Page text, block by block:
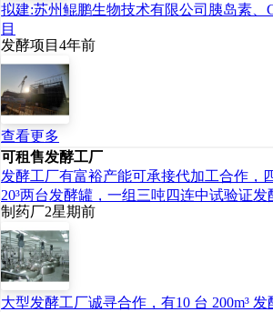
拟建:苏州鲲鹏生物技术有限公司胰岛素、
目
发酵项目 4年前
查看更多
可租售发酵工厂
发酵工厂有富裕产能可承接代加工合作，
20³两台发酵罐，一组三吨四连中试验证发
制药厂2星期前
大型发酵工厂诚寻合作，有10 台 200m³ 发